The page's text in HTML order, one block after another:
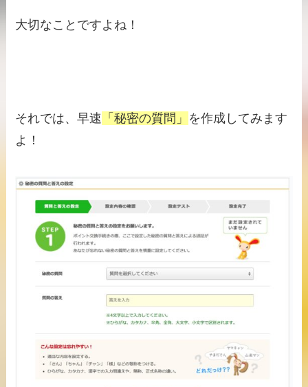
大切なことですよね！
それでは、早速 「秘密の質問」 を作成してみます
よ！